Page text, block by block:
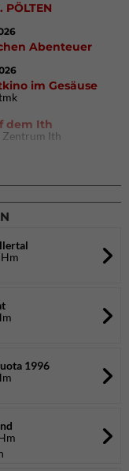
PÖLTEN
Abenteuer
im Gesäuse
dem Ith
Zentrum Ith
Süd (Thalkirchen)
1996